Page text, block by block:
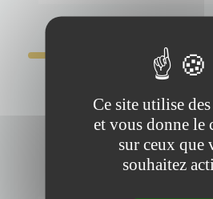
Ce site utilise
et vous donne le
sur ceux que
souhaitez